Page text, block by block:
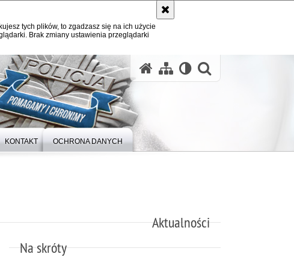
tych plików, to zgadzasz się na ich użycie
Brak zmiany ustawienia przeglądarki
KONTAKT OCHRONA DANYCH
Aktualności
Na skróty